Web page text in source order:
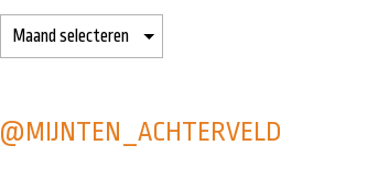
@MIJNTEN_ACHTERVELD